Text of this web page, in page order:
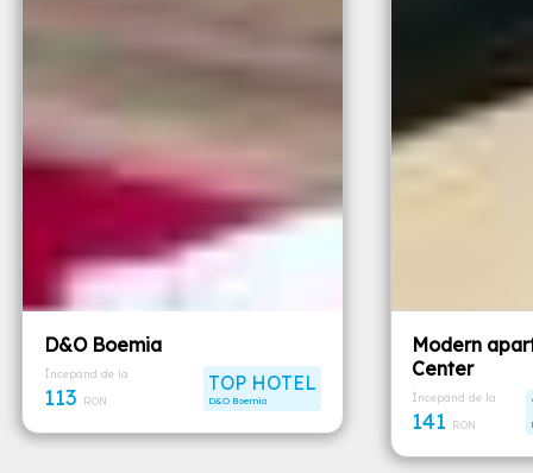
D&O Boemia
TOP HOTEL
D&O Boemia
Începând de la
113 RON
Modern
Center
Începând de la
141 RON